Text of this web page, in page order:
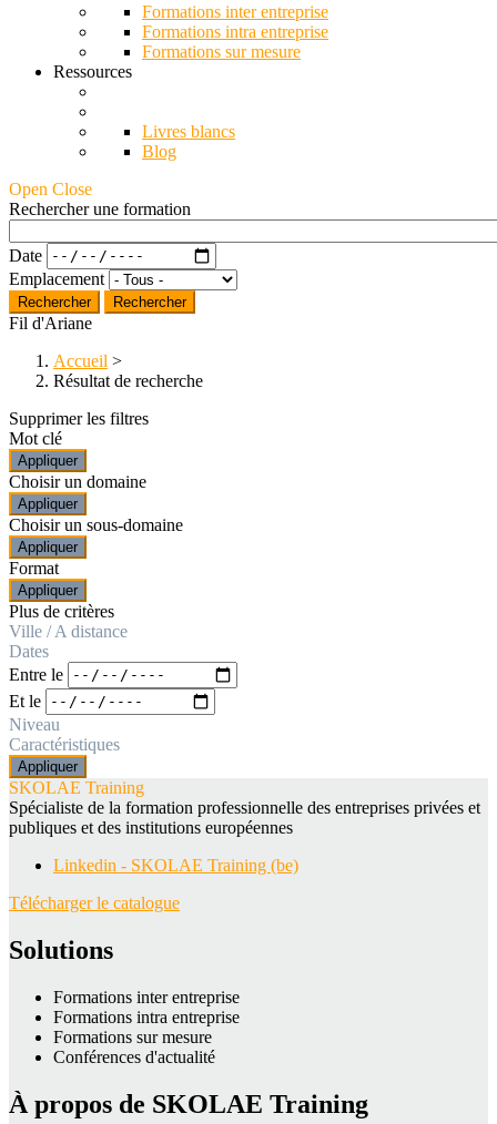
Formations inter entreprise
Formations intra entreprise
Formations sur mesure
Ressources
Livres blancs
Blog
Open Close
Rechercher une formation
Date
Emplacement
Rechercher
Fil d'Ariane
Accueil >
Résultat de recherche
Supprimer les filtres
Mot clé
Appliquer
Choisir un domaine
Appliquer
Choisir un sous-domaine
Appliquer
Format
Appliquer
Plus de critères
Ville / A distance
Dates
Entre le
Et le
Niveau
Caractéristiques
Appliquer
SKOLAE Training
Spécialiste de la formation professionnelle des entreprises privées et
publiques et des institutions européennes
Linkedin - SKOLAE Training (be)
Télécharger le catalogue
Solutions
Formations inter entreprise
Formations intra entreprise
Formations sur mesure
Conférences d'actualité
À propos de SKOLAE Training